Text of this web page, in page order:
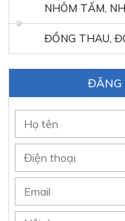
NHÔM TẤM,
ĐỒNG THAU,
ĐĂNG